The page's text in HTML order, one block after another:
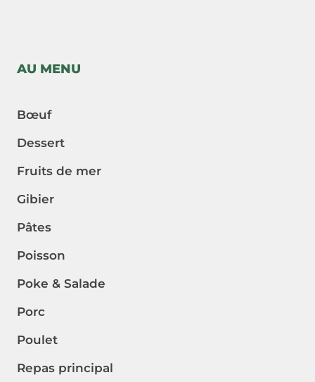
AU MENU
Bœuf
Dessert
Fruits de mer
Gibier
Pâtes
Poisson
Poke & Salade
Porc
Poulet
Repas principal